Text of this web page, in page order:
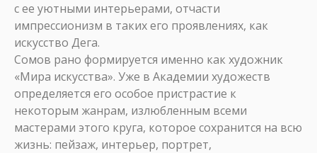
с ее уютными интерьерами, отчасти
импрессионизм в таких его проявлениях, как
искусство Дега.
Сомов рано формируется именно как художник
«Мира искусства». Уже в Академии художеств
определяется его особое пристрастие к
некоторым жанрам, излюбленным всеми
мастерами этого круга, которое сохранится на всю
жизнь: пейзаж, интерьер, портрет,